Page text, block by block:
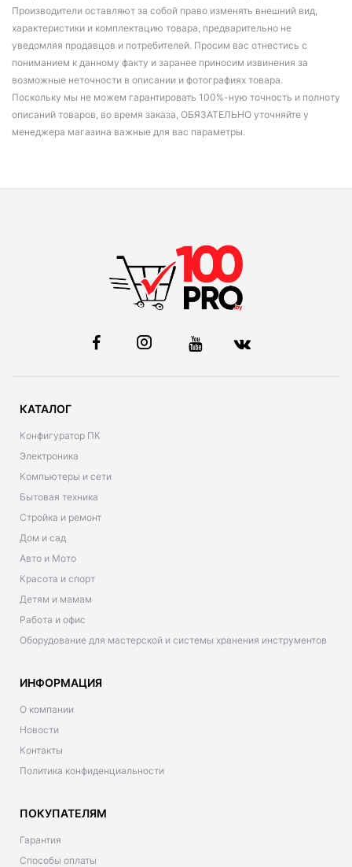
Производители оставляют за собой право изменять внешний вид,
характеристики и комплектацию товара, предварительно не
уведомляя продавцов и потребителей. Просим вас отнестись с
пониманием к данному факту и заранее приносим извинения за
возможные неточности в описании и фотографиях товара.
Поскольку мы не можем гарантировать 100%-ную точность и полноту
описаний товаров, во время заказа, ОБЯЗАТЕЛЬНО уточняйте у
менеджера магазина важные для вас параметры.
КАТАЛОГ
Конфигуратор ПК
Электроника
Компьютеры и сети
Бытовая техника
Стройка и ремонт
Дом и сад
Авто и Мото
Красота и спорт
Детям и мамам
Работа и офис
Оборудование для мастерской и системы хранения инструментов
ИНФОРМАЦИЯ
О компании
Новости
Контакты
Политика конфиденциальности
ПОКУПАТЕЛЯМ
Гарантия
Способы оплаты